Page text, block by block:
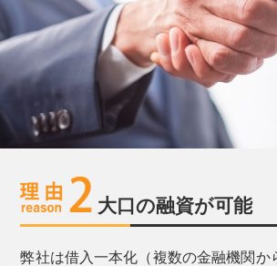
大口の融資が可能
弊社は借入一本化（複数の金融機関か